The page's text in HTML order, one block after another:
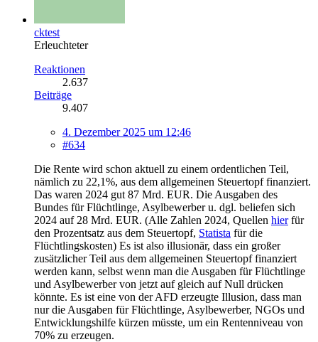
cktest
Erleuchteter
Reaktionen
2.637
Beiträge
9.407
4. Dezember 2025 um 12:46
#634
Die Rente wird schon aktuell zu einem ordentlichen Teil,
nämlich zu 22,1%, aus dem allgemeinen Steuertopf finanziert.
Das waren 2024 gut 87 Mrd. EUR. Die Ausgaben des
Bundes für Flüchtlinge, Asylbewerber u. dgl. beliefen sich
2024 auf 28 Mrd. EUR. (Alle Zahlen 2024, Quellen hierfür
den Prozentsatz aus dem Steuertopf, Statista für die
Flüchtlingskosten) Es ist also illusionär, dass ein großer
zusätzlicher Teil aus dem allgemeinen Steuertopf finanziert
werden kann, selbst wenn man die Ausgaben für Flüchtlinge
und Asylbewerber von jetzt auf gleich auf Null drücken
könnte. Es ist eine von der AFD erzeugte Illusion, dass man
nur die Ausgaben für Flüchtlinge, Asylbewerber, NGOs und
Entwicklungshilfe kürzen müsste, um ein Rentenniveau von
70% zu erzeugen.